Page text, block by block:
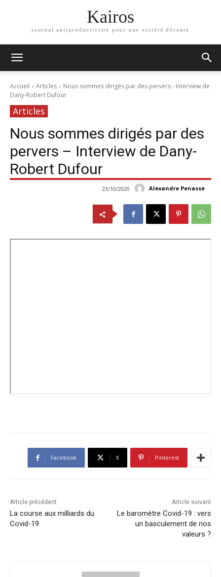
Kairos
journal antiproductiviste pour une société décente
Accueil Articles
Nous sommes dirigés par des pervers - Interview de
Dany-Robert Dufour
Articles
Nous sommes dirigés par des
pervers – Interview de Dany-
Robert Dufour
Alexandre Penasse
23/10/2020
Facebook X Pinterest
Article précédent
La course aux milliards du
Covid-19
Article suivant
Le baromètre Covid-19 : vers
un basculement de nos
valeurs ?